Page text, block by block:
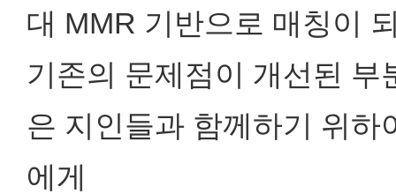
대 MMR 기반으로 매칭이
기존의 문제점이 개선된
은 지인들과 함께하기 위
에게